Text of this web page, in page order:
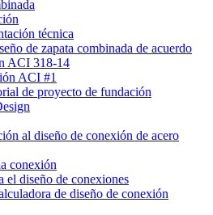
técnica
de zapata combinada de acuerdo
ACI 318-14
ACI #1
de proyecto de fundación
al diseño de conexión de acero
conexión
el diseño de conexiones
de diseño de conexión